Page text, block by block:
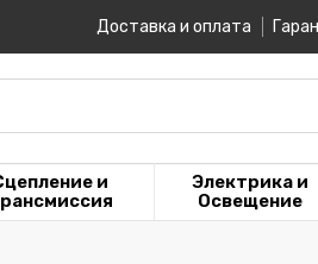
Доставка и оплата
и
Электрика и
Освещение